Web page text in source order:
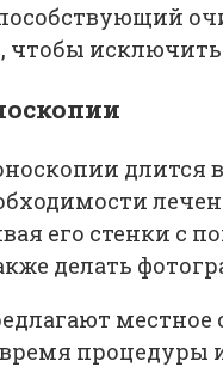
чтобы
длится
его стенки с
делать
процедуры